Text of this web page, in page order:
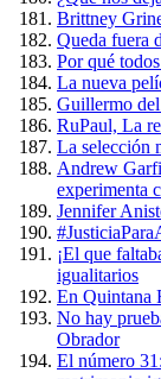
Brittney
Queda fuera
Por qué
La nueva
Guillermo
RuPaul, La
La selección
Andrew
experimenta
Jennifer
¡El que
igualitarios
En Quintana
No hay
Obrador
El número